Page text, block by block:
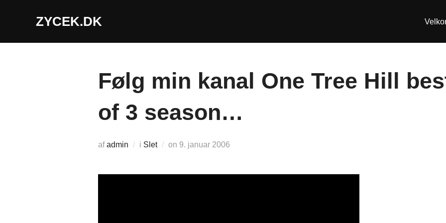
ZYCEK.DK
Følg min kanal One Tree Hill
of 3 season…
afadmin i Slet on Udgivet
9. januar 2006